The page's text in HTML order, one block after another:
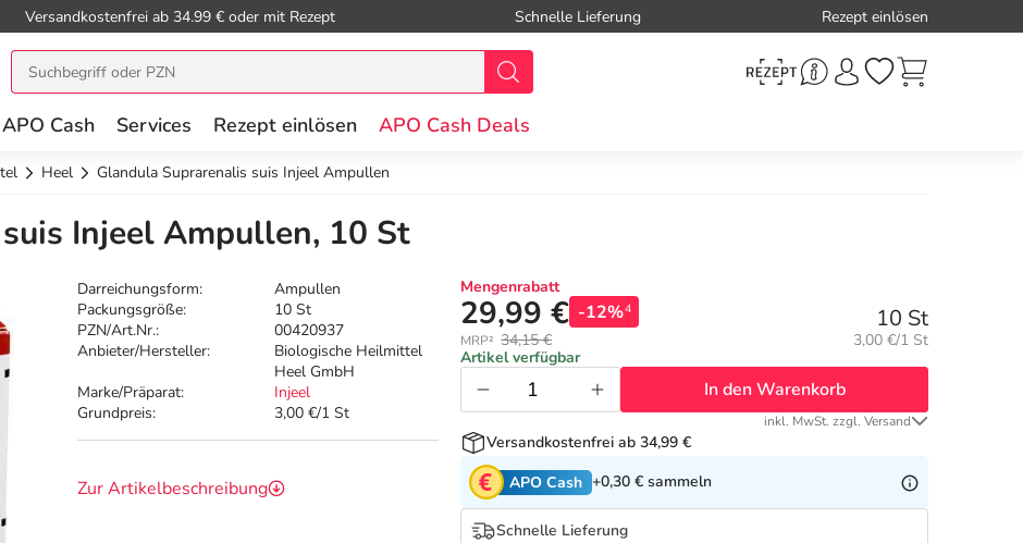
Versandkostenfrei ab 34.99 € oder mit Rezept Schnelle Lieferung Rezept einlösen
APO Cash Services Rezept einlösen APO Cash Deals
Heel Glandula Suprarenalis suis Injeel Ampullen
Injeel Ampullen, 10 St
Darreichungsform:
Ampullen
Packungsgröße:
10 St
PZN/Art.Nr.:
00420937
Anbieter/Hersteller:
Biologische Heilmittel
Heel GmbH
Marke/Präparat:
Injeel
Grundpreis:
3,00 €/1 St
Zur Artikelbeschreibung
Mengenrabatt
29,99 € -12%4
MRP² 34,15 €
10 St
Grundpreis:
3,00 €/1 St
Artikel verfügbar
In den Warenkorb
inkl. MwSt. zzgl. Versand
Versandkostenfrei ab 34,99 €
APO Cash +0,30 € sammeln
Schnelle Lieferung